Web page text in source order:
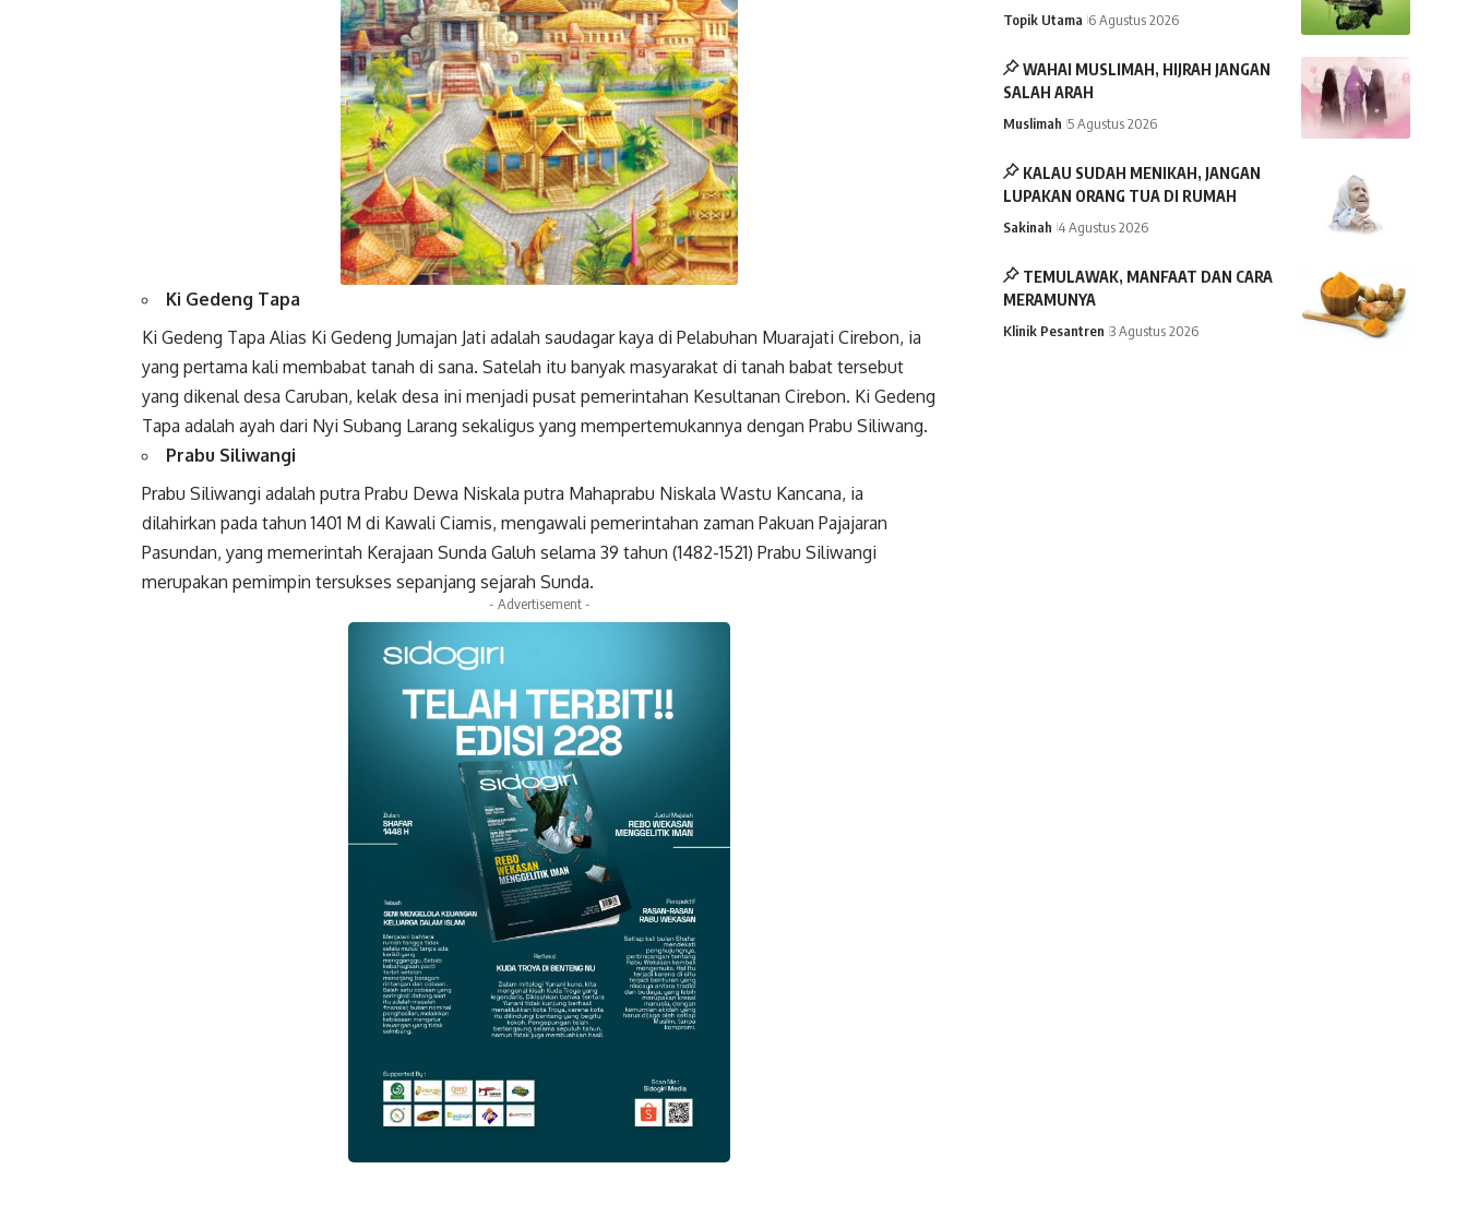
Facebook Twitter
Gmail
Ki Gedeng Tapa
Ki Gedeng Tapa Alias Ki Gedeng Jumajan Jati adalah saudagar kaya di Pelabuhan Muarajati Cirebon, ia
yang pertama kali membabat tanah di sana. Satelah itu banyak masyarakat di tanah babat tersebut
yang dikenal desa Caruban, kelak desa ini menjadi pusat pemerintahan Kesultanan Cirebon. Ki Gedeng
Tapa adalah ayah dari Nyi Subang Larang sekaligus yang mempertemukannya dengan Prabu Siliwang.
Prabu Siliwangi
Prabu Siliwangi adalah putra Prabu Dewa Niskala putra Mahaprabu Niskala Wastu Kancana, ia
dilahirkan pada tahun 1401 M di Kawali Ciamis, mengawali pemerintahan zaman Pakuan Pajajaran
Pasundan, yang memerintah Kerajaan Sunda Galuh selama 39 tahun (1482-1521) Prabu Siliwangi
merupakan pemimpin tersukses sepanjang sejarah Sunda.
- Advertisement -
Facebook
Gmail
Topik Utama 6 Agustus 2026
WAHAI MUSLIMAH, HIJRAH JANGAN
SALAH ARAH
Muslimah 5 Agustus 2026
KALAU SUDAH MENIKAH, JANGAN
LUPAKAN ORANG TUA DI RUMAH
Sakinah 4 Agustus 2026
TEMULAWAK, MANFAAT DAN CARA
MERAMUNYA
Klinik Pesantren 3 Agustus 2026